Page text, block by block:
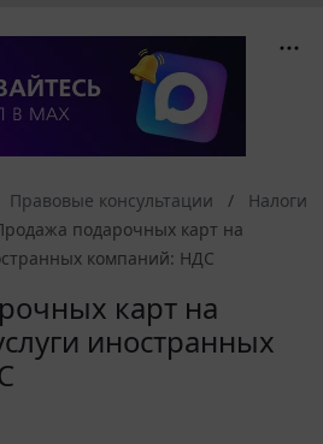
Правовые консультации
Налоги
подарочных карт на
компаний: НДС
карт на
иностранных